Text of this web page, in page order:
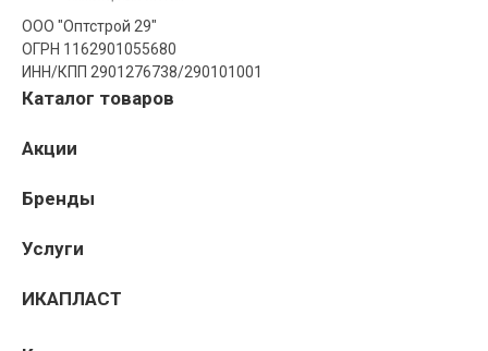
ООО "Оптстрой 29"
ОГРН 1162901055680
ИНН/КПП 2901276738/290101001
Каталог товаров
Акции
Бренды
Услуги
ИКАПЛАСТ